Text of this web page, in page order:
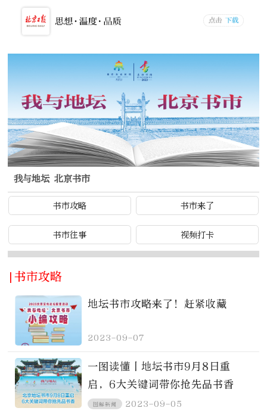
我与地坛 北京书市
书市攻略 书市来了
书市往事 视频打卡
|书市攻略
地坛书市攻略来了！赶紧收藏
2023-09-07
一图读懂丨地坛书市9月8日重
启，6大关键词带你抢先品书香
图解新闻 2023-09-05